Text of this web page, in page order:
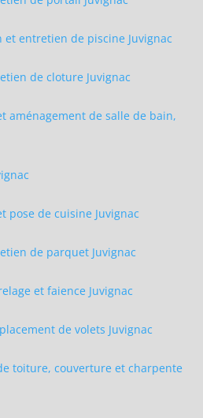
entretien de piscine Juvignac
de cloture Juvignac
aménagement de salle de bain,
pose de cuisine Juvignac
de parquet Juvignac
et faience Juvignac
de volets Juvignac
toiture, couverture et charpente